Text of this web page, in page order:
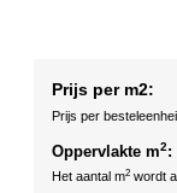
Prijs per m2:
Prijs per
Oppervlakte m2:
Het aantal m2 wordt